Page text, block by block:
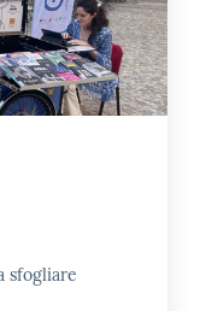
sfogliare